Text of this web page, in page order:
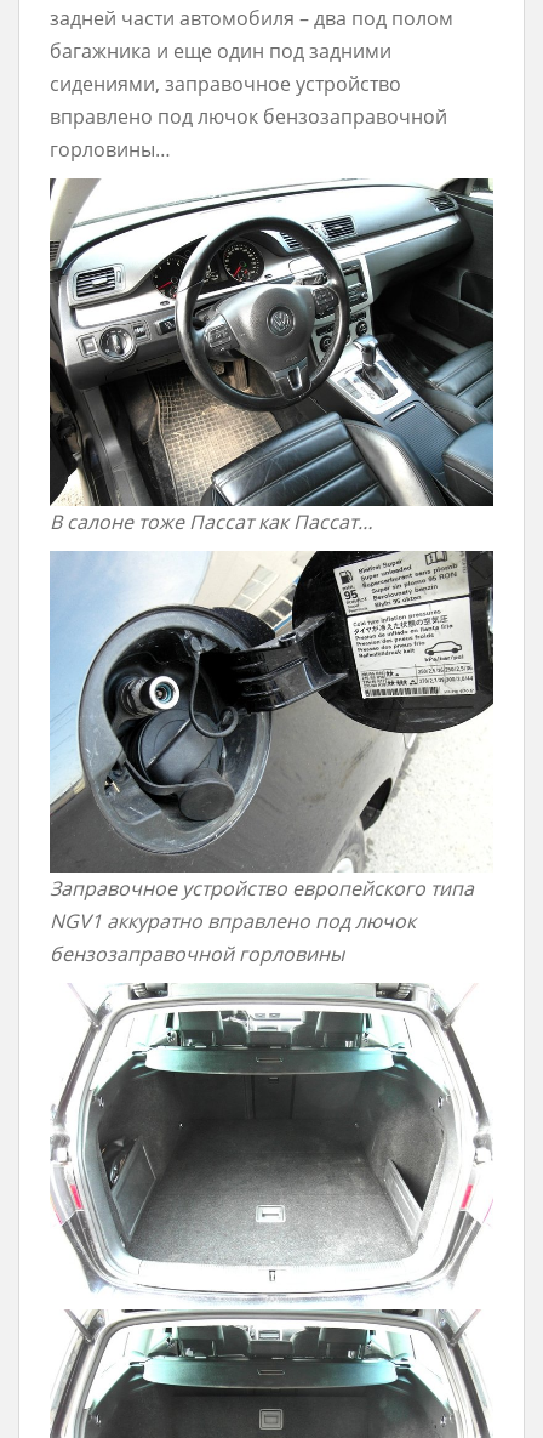
задней части автомобиля – два под полом
багажника и еще один под задними
сидениями, заправочное устройство
вправлено под лючок бензозаправочной
горловины…
В салоне тоже Пассат как Пассат…
Заправочное устройство европейского типа
NGV1 аккуратно вправлено под лючок
бензозаправочной горловины